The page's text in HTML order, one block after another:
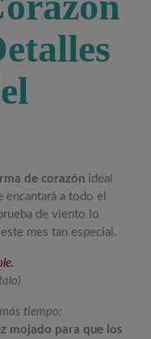
de corazón ideal
a todo el
de viento lo
mes tan especial.
tiempo:
mojado para que los